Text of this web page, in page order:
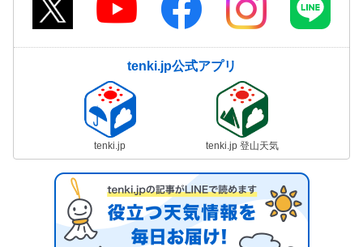
tenki.jp公式アプリ
tenki.jp tenki.jp 登山天気